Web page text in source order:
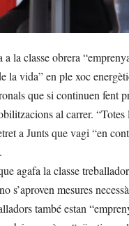
classe obrera
la vida” en ple xoc
que si continuen fent
al carrer.
a Junts que vagi “en
agafa la classe
s’aproven mesures
també estan